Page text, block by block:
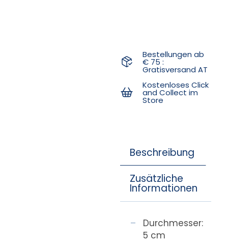
Bestellungen ab
€ 75 :
Gratisversand AT
Kostenloses Click
and Collect im
Store
Beschreibung
Zusätzliche
Informationen
Durchmesser:
5 cm